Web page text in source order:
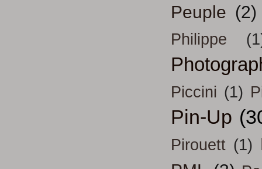
Peuple (2)
Philippe
Piccini (1)
Pin-Up
Pirouett (1)